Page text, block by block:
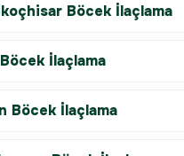
Böcek İlaçlama
İlaçlama
Böcek İlaçlama